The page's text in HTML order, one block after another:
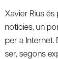
Xavier Rius
notícies, un
per a Internet.
ser, segons